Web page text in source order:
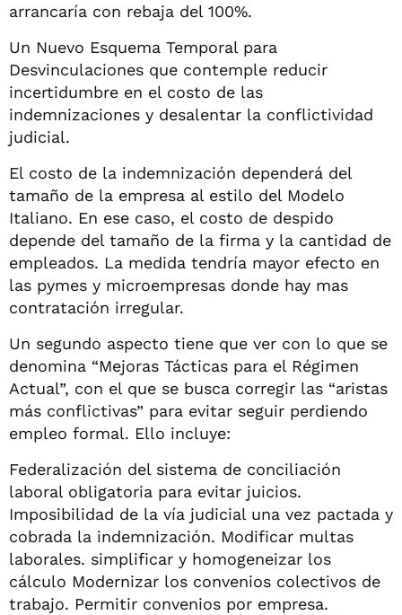
arrancaría con rebaja del 100%.
Un Nuevo Esquema Temporal para
Desvinculaciones que contemple reducir
incertidumbre en el costo de las
indemnizaciones y desalentar la conflictividad
judicial.
El costo de la indemnización dependerá del
tamaño de la empresa al estilo del Modelo
Italiano. En ese caso, el costo de despido
depende del tamaño de la firma y la cantidad de
empleados. La medida tendría mayor efecto en
las pymes y microempresas donde hay mas
contratación irregular.
Un segundo aspecto tiene que ver con lo que se
denomina “Mejoras Tácticas para el Régimen
Actual”, con el que se busca corregir las “aristas
más conflictivas” para evitar seguir perdiendo
empleo formal. Ello incluye:
Federalización del sistema de conciliación
laboral obligatoria para evitar juicios.
Imposibilidad de la vía judicial una vez pactada y
cobrada la indemnización. Modificar multas
laborales. simplificar y homogeneizar los
cálculo Modernizar los convenios colectivos de
trabajo. Permitir convenios por empresa.